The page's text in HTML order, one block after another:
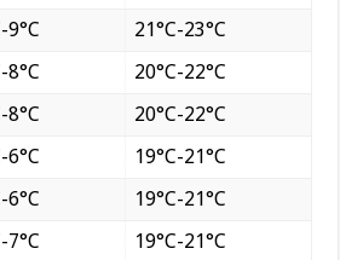
9°C
21°C-23°C
8°C
20°C-22°C
8°C
20°C-22°C
6°C
19°C-21°C
6°C
19°C-21°C
7°C
19°C-21°C